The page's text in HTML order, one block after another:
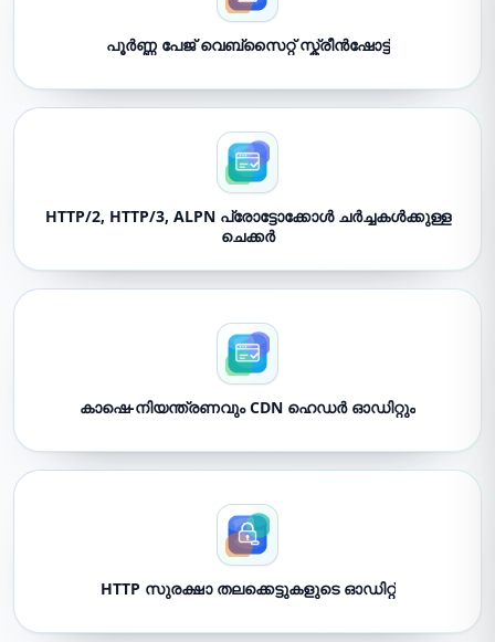
പൂർണ്ണ പേജ് വെബ്സൈറ്റ് സ്ക്രീൻഷോട്ട്
HTTP/2, HTTP/3, ALPN പ്രോട്ടോക്കോൾ ചർച്ചകൾക്കുള്ള
ചെക്കർ
കാഷെ-നിയന്ത്രണവും CDN ഹെഡർ ഓഡിറ്റും
HTTP സുരക്ഷാ തലക്കെട്ടുകളുടെ ഓഡിറ്റ്